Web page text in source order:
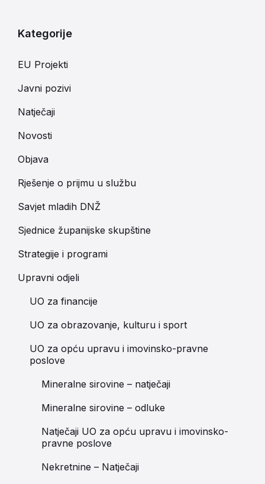
Kategorije
EU Projekti
Javni pozivi
Natječaji
Novosti
Objava
Rješenje o prijmu u službu
Savjet mladih DNŽ
Sjednice županijske skupštine
Strategije i programi
Upravni odjeli
UO za financije
UO za obrazovanje, kulturu i sport
UO za opću upravu i imovinsko-pravne
poslove
Mineralne sirovine – natječaji
Mineralne sirovine – odluke
Natječaji UO za opću upravu i imovinsko-
pravne poslove
Nekretnine – Natječaji